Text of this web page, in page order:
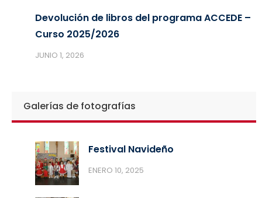
Devolución de libros del programa ACCEDE –
Curso 2025/2026
JUNIO 1, 2026
Galerías de fotografías
Festival Navideño
ENERO 10, 2025